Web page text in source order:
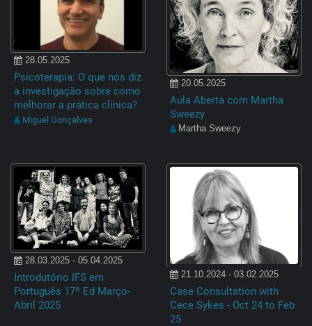
28.05.2025
Psicoterapia: O que nos diz
a investigação sobre como
melhorar a prática clínica?
Miguel Gonçalves
20.05.2025
Aula Aberta com Martha
Sweezy
Martha Sweezy
28.03.2025 - 05.04.2025
Introdutório IFS em
Português 17ª Ed Março-
Abril 2025
21.10.2024 - 03.02.2025
Case Consultation with
Cece Sykes - Oct 24 to Feb
25